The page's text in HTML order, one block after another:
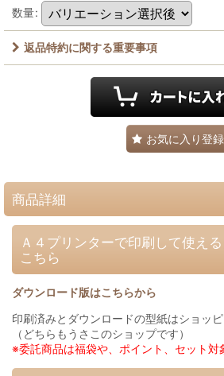
数量:
返品特約に関する重要事項
お気に入り登録
商品詳細
Ａ４プリンターで印刷して使え
こちら
ダウンロード版はこちらから
印刷済みとダウンロードの型紙はショッピ
（どちらもうさこのショップです）
※委託商品は福袋や、ポイント、セット対